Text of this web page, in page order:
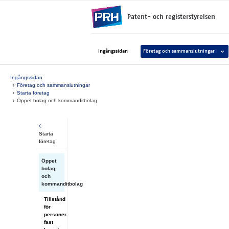
Patent- och registerstyrelsen
Ingångssidan Företag och sammanslutningar
Ingångssidan
Företag och sammanslutningar
Starta företag
Öppet bolag och kommanditbolag
Starta
företag
Öppet
bolag
och
kommanditbolag
Tillstånd
för
personer
fast